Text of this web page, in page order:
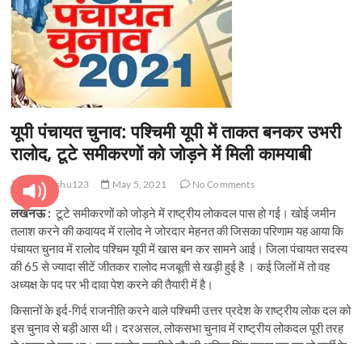
यूपी पंचायत चुनाव: पश्चिमी यूपी में ताकत बनकर उभरी
रालोद, टूटे समीकरणों को जोड़ने में मिली कामयाबी
pratyanshu123 May 5, 2021 No Comments
लखनऊ : टूटे समीकरणों को जोड़ने में राष्ट्रीय लोकदल पास हो गई। खोई जमीन
तलाश करने की कवायद में रालोद ने जोरदार मेहनत की जिसका परिणाम यह आया कि
पंचायत चुनाव में रालोद पश्चिम यूपी में खास बन कर सामने आई। जिला पंचायत सदस्य
की 65 से ज्यादा सीटें जीतकर रालोद मजबूती से खड़ी हुई है । कई जिलों में तो वह
अध्यक्ष के पद पर भी दावा पेश करने की तैयारी में है।
किसानों के इर्द-गिर्द राजनीति करने वाले पश्चिमी उत्तर प्रदेश के राष्ट्रीय लोक दल को
इस चुनाव से बड़ी आस थी। दरअसल, लोकसभा चुनाव में राष्ट्रीय लोकदल पूरी तरह